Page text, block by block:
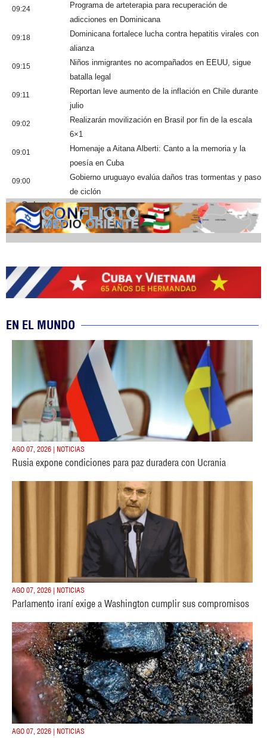
09:24
Programa de arteterapia para recuperación de
adicciones en Dominicana
09:18
Dominicana fortalece lucha contra hepatitis virales con
alianza
09:15
Niños inmigrantes no acompañados en EEUU, sigue
batalla legal
09:11
Reportan leve aumento de la inflación en Chile durante
julio
09:02
Realizarán movilización en Brasil por fin de la escala
6×1
09:01
Homenaje a Aitana Alberti: Canto a la memoria y la
poesía en Cuba
09:00
Gobierno uruguayo evalúa daños tras tormentas y paso
de ciclón
Cobertura
EN EL MUNDO
AGO 07, 2026 | NOTICIAS
Rusia expone condiciones para paz duradera con Ucrania
AGO 07, 2026 | NOTICIAS
Parlamento iraní exige a Washington cumplir sus compromisos
AGO 07, 2026 | NOTICIAS